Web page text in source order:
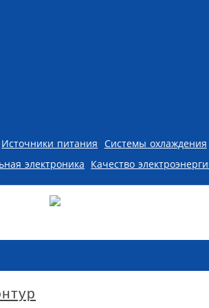
Источники питания Системы охлаждения
электроника Качество